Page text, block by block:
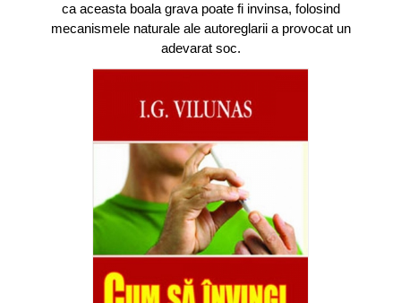
ca aceasta boala grava poate fi invinsa, folosind
mecanismele naturale ale autoreglarii a provocat un
adevarat soc.